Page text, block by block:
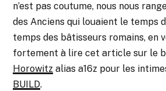
n’est pas coutume, nous nous
des Anciens qui louaient le temps
temps des bâtisseurs romains, en
fortement à lire cet article sur le
Horowitz alias a16z pour les
BUILD.